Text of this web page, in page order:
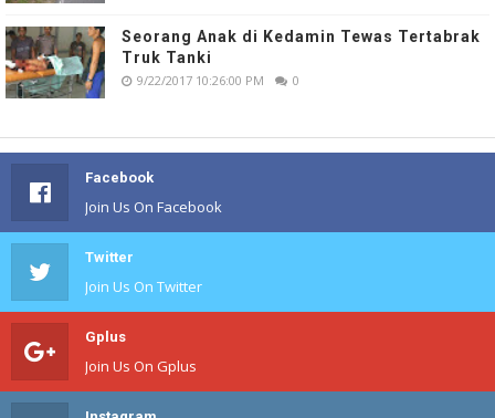
Seorang Anak di Kedamin Tewas Tertabrak
Truk Tanki
9/22/2017 10:26:00 PM 0
Facebook
Join Us On Facebook
Twitter
Join Us On Twitter
Gplus
Join Us On Gplus